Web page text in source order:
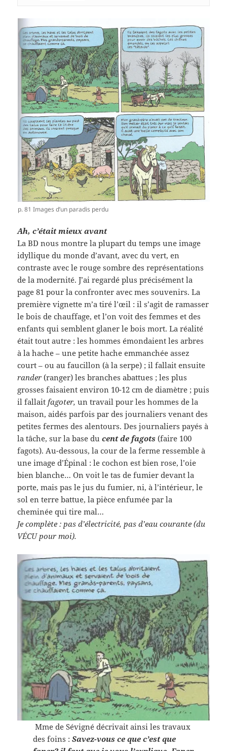
p. 81 Images d’un paradis perdu
Ah, c’était mieux avant
La BD nous montre la plupart du temps une image
idyllique du monde d’avant, avec du vert, en
contraste avec le rouge sombre des représentations
de la modernité. J’ai regardé plus précisément la
page 81 pour la confronter avec mes souvenirs. La
première vignette m’a tiré l’œil : il s’agit de ramasser
le bois de chauffage, et l’on voit des femmes et des
enfants qui semblent glaner le bois mort. La réalité
était tout autre : les hommes émondaient les arbres
à la hache – une petite hache emmanchée assez
court – ou au faucillon (à la serpe) ; il fallait ensuite
rander (ranger) les branches abattues ; les plus
grosses faisaient environ 10-12 cm de diamètre ; puis
il fallaitfagoter,un travail pour les hommes de la
maison, aidés parfois par des journaliers venant des
petites fermes des alentours. Des journaliers payés à
la tâche, sur la base ducent de fagots (faire 100
fagots). Au-dessous, la cour de la ferme ressemble à
une image d’Épinal : le cochon est bien rose, l’oie
bien blanche… On voit le tas de fumier devant la
porte, mais pas le jus du fumier, ni, à l’intérieur, le
sol en terre battue, la pièce enfumée par la
cheminée qui tire mal…
Je complète : pas d’électricité, pas d’eau courante (du
VÉCU pour moi).
Mme de Sévigné décrivait ainsi les travaux
des foins : Savez-vous ce que c’est que